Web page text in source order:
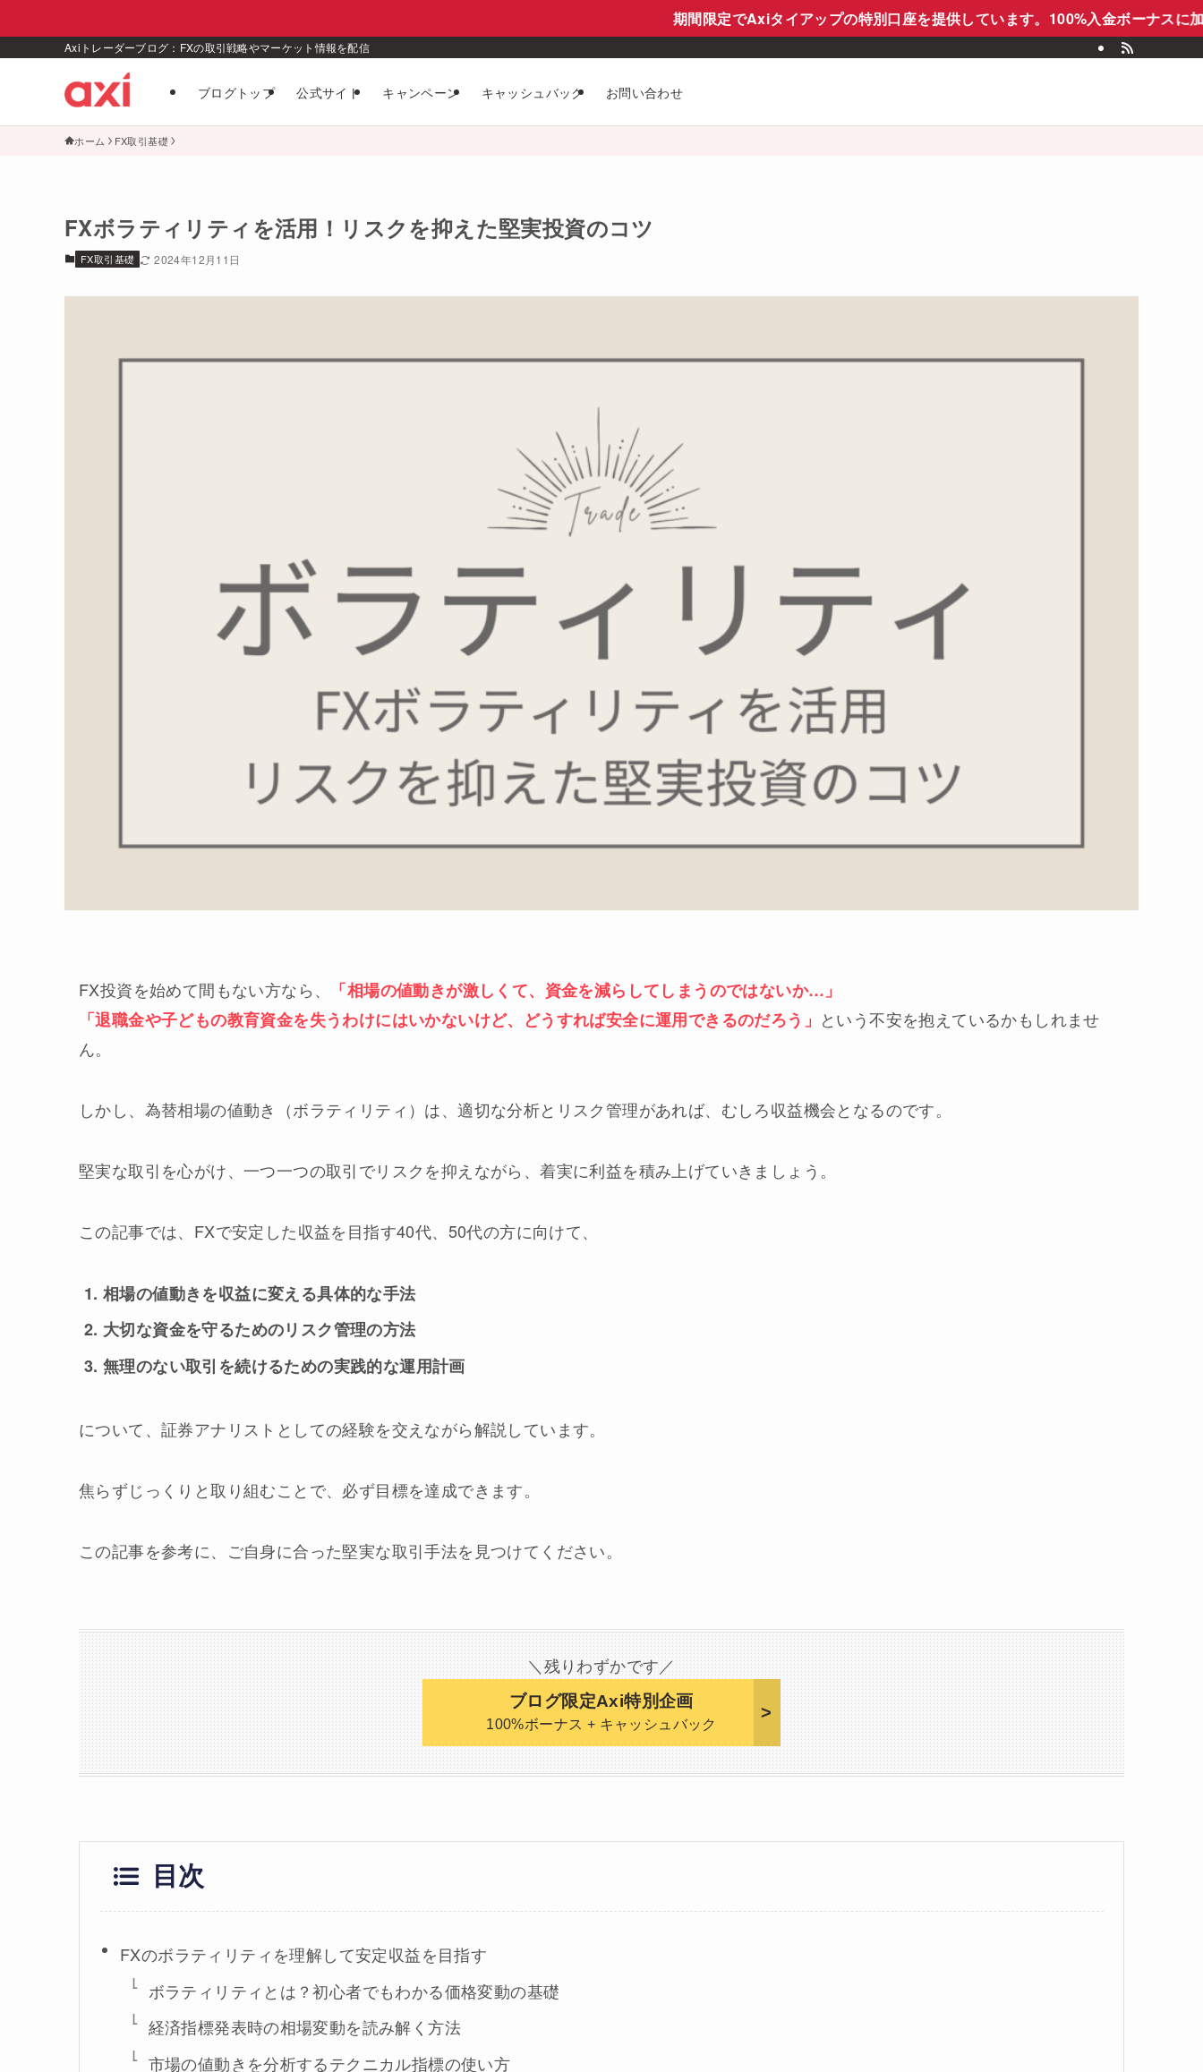
期間限定でAxiタイアップの特別口座を提供しています。100%入金ボーナスに加え、スプ
Axiトレーダーブログ：FXの取引戦略やマーケット情報を配信
ブログトップ 公式サイト キャンペーン キャッシュバック お問い合わせ
ホーム FX取引基礎
FXボラティリティを活用！リスクを抑えた堅実投資のコツ
FX取引基礎 2024年12月11日
FX投資を始めて間もない方なら、
「相場の値動きが激しくて、資金を減らしてしまうのではないか…」
「退職金や子どもの教育資金を失うわけにはいかないけど、どうすれば安全に運用できるのだろう」 という不安を抱えているかもしれませ
ん。
しかし、為替相場の値動き（ボラティリティ）は、適切な分析とリスク管理があれば、むしろ収益機会となるのです。
堅実な取引を心がけ、一つ一つの取引でリスクを抑えながら、着実に利益を積み上げていきましょう。
この記事では、FXで安定した収益を目指す40代、50代の方に向けて、
相場の値動きを収益に変える具体的な手法
大切な資金を守るためのリスク管理の方法
無理のない取引を続けるための実践的な運用計画
について、証券アナリストとしての経験を交えながら解説しています。
焦らずじっくりと取り組むことで、必ず目標を達成できます。
この記事を参考に、ご自身に合った堅実な取引手法を見つけてください。
＼残りわずかです／
ブログ限定Axi特別企画
100%ボーナス + キャッシュバック
目次
FXのボラティリティを理解して安定収益を目指す
ボラティリティとは？初心者でもわかる価格変動の基礎
経済指標発表時の相場変動を読み解く方法
市場の値動きを分析するテクニカル指標の使い方